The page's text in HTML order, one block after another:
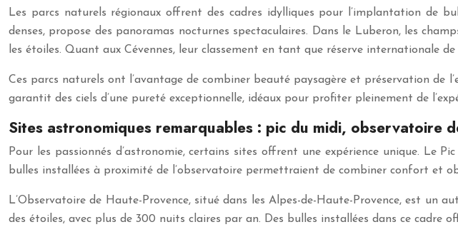
Les parcs naturels régionaux offrent des cadres idylliques pour l’implantation de
denses, propose des panoramas nocturnes spectaculaires. Dans le Luberon, les
les étoiles. Quant aux Cévennes, leur classement en tant que réserve internationale
Ces parcs naturels ont l’avantage de combiner beauté paysagère et préservation de
garantit des ciels d’une pureté exceptionnelle, idéaux pour profiter pleinement de
Sites astronomiques remarquables : pic du midi, observatoire
Pour les passionnés d’astronomie, certains sites offrent une expérience unique. Le
bulles installées à proximité de l’observatoire permettraient de combiner confort et
L’Observatoire de Haute-Provence, situé dans les Alpes-de-Haute-Provence, est un
des étoiles, avec plus de 300 nuits claires par an. Des bulles installées dans ce cadre